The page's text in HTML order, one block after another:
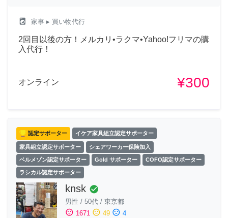
local_laundry_service 家事 ▸ 買い物代行
2回目以後の方！メルカリ•ラクマ•Yahoo!フリマの購
入代行！
オンライン ¥300
認定サポーター イケア家具組立認定サポーター
家具組立認定サポーター シェアワーカー保険加入
ベルメゾン認定サポーター Gold サポーター COFO認定サポーター
ラシカル認定サポーター
knsk check_circle
男性 / 50代 / 東京都
sentiment_satisfied 1671 sentiment_neutral 49 sentiment_dissatisfied 4